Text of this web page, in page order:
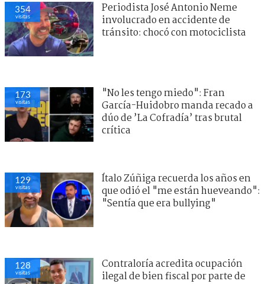
354
visitas
Periodista José Antonio Neme
involucrado en accidente de
tránsito: chocó con motociclista
173
visitas
"No les tengo miedo": Fran
García-Huidobro manda recado a
dúo de ’La Cofradía’ tras brutal
crítica
129
visitas
Ítalo Zúñiga recuerda los años en
que odió el "me están hueveando":
"Sentía que era bullying"
128
visitas
Contraloría acredita ocupación
ilegal de bien fiscal por parte de